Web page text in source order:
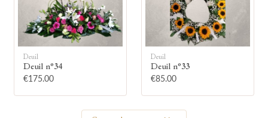
Allumez une bougie
Montrez votre soutien à la famille en
allumant symboliquement une bougie.
Deuil
Deuil n°34
€175.00
Deuil
Deuil n°33
€85.00